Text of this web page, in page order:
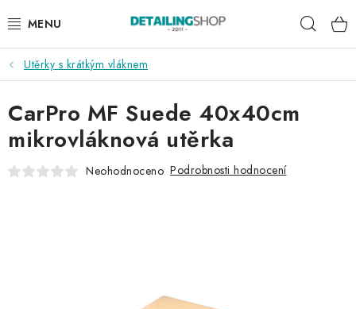
na
AKCE
NOVINKY
EXTERIÉR
Utěrky s krátkým vláknem
CarPro MF Suede 40x40cm
mikrovláknová utěrka
Neohodnoceno Podrobnosti hodnocení